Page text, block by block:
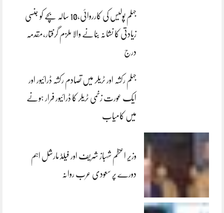
جہلم پولیس کی کارروائی،10 سالہ بچے کو جنسی
زیادتی کا نشانہ بنانے والا ملزم گرفتار،مقدمہ
درج
جہلم رکشہ اور ٹریلر میں تصادم رکشہ ڈرائیور اور
ایک عورت زخمی ٹریلر کا ڈرائیور فرار ہونے
میں کامیاب
وزیر اعظم شہباز شریف اور فیلڈ مارشل اہم
دورے پر سعودی عرب روانہ